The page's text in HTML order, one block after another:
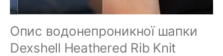
Опис водонепроникної шапки
Dexshell Heathered Rib Knit